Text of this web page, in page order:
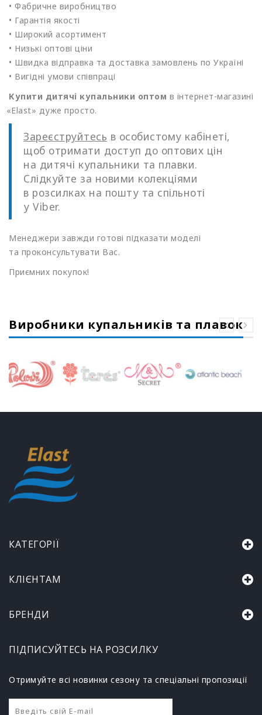
• Фабричне виробництво
• Гарантія якості
• Широкий асортимент
• Низькі оптові ціни
• Швидка відправка та доставка замовлень по Україні
• Вигідні умови співпраці
Купити дитячі купальники оптом в інтернет-магазині
«Elast» дуже просто.
Зареєструйтесь в особистому кабінеті,
щоб отримати доступ до оптових цін
на дитячі купальники та плавки.
Слідкуйте за новими колекціями
в розсилках на пошту та спільноті
у Viber.
Менеджери завжди готові підказати моделі
та проконсультувати Вас.
Приємних покупок!
Виробники купальників та плавок
КАТЕГОРІЇ
КЛІЄНТАМ
БРЕНДИ
ПІДПИСУЙТЕСЬ НА РОЗСИЛКУ
Отримуйте всі новинки сезону та спеціальні пропозиції